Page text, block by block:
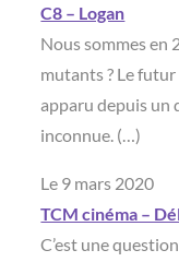
C8 – Logan
Nous sommes en
mutants ? Le
apparu depuis un
inconnue. (…)
Le 9 mars 2020
TCM cinéma –
C’est une